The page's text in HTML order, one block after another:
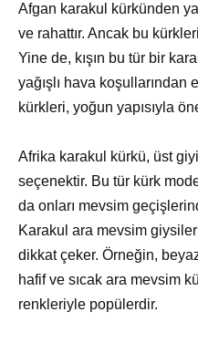
Afgan karakul kürkünden
ve rahattır. Ancak bu
Yine de, kışın bu tür bir
yağışlı hava koşullarından
kürkleri, yoğun yapısıyla
Afrika karakul kürkü, üst
seçenektir. Bu tür kürk
da onları mevsim
Karakul ara mevsim
dikkat çeker. Örneğin,
hafif ve sıcak ara mevsim
renkleriyle popülerdir.